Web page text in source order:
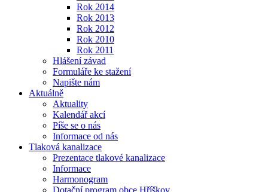
Rok 2014
Rok 2013
Rok 2012
Rok 2010
Rok 2011
Hlášení závad
Formuláře ke stažení
Napište nám
Aktuálně
Aktuality
Kalendář akcí
Píše se o nás
Informace od nás
Tlaková kanalizace
Prezentace tlakové kanalizace
Informace
Harmonogram
Dotační program obce Hříškov